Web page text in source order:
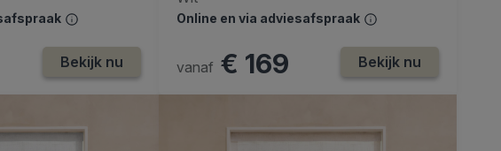
Bekijk nu
Online en via adviesafspraak
vanaf € 169 Bekijk nu